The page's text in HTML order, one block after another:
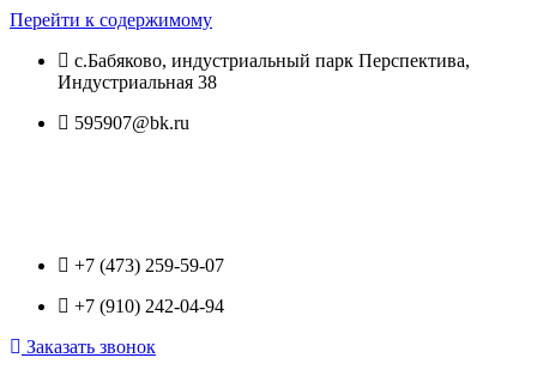
Перейти к содержимому
с.Бабяково, индустриальный парк Перспектива,
Индустриальная 38
595907@bk.ru
+7 (473) 259-59-07
+7 (910) 242-04-94
Заказать звонок